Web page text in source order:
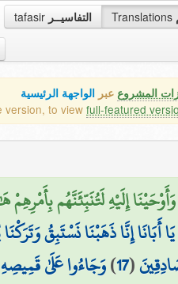
tafasir التفاسيــر Translations
المشروع عبر الواجهة الرئيسية
version, to view full-featured
إِلَيْهِ لَتُنَبِّئَنَّهُم بِأَمْرِهِمْ
يَا أَبَانَا إِنَّا ذَهَبْنَا نَسْتَبِقُ
(
17
)وَجَاءُوا عَلَىٰ